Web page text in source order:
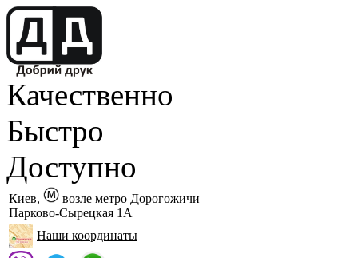
Качественно
Быстро
Доступно
Киев,
возле метро Дорогожичи
Парково-Сырецкая 1А
Наши координаты